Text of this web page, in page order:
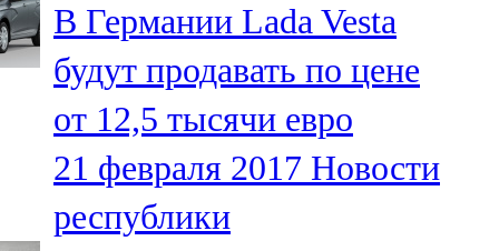
106,1 FM
Кама тамагы
71,51 FM
Кукмара
107,9 FM
В Германии Lada Vesta
будут продавать по цене
от 12,5 тысячи евро
21 февраля 2017 Новости
республики